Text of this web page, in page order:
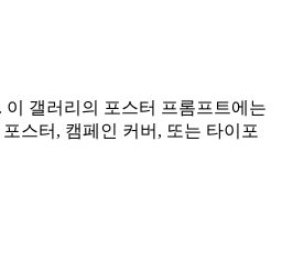
갤러리의 포스터 프롬프트에는
스터, 캠페인 커버, 또는 타이포